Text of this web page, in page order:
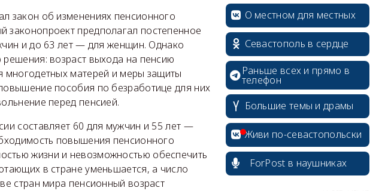
закон об изменениях пенсионного
законопроект предполагал постепенное
и до 63 лет — для женщин. Однако
возраст выхода на пенсию
матерей и меры защиты
пособия по безработице для них
перед пенсией.
составляет 60 для мужчин и 55 лет —
повышения пенсионного
жизни и невозможностью обеспечить
в стране уменьшается, а число
стран мира пенсионный возраст
О местном для местных
Севастополь в сердце
Раньше всех и прямо в
телефон
Большие темы и драмы
Живи по-севастопольски
ForPost в наушниках
erid: 2SDnjcrDNw6